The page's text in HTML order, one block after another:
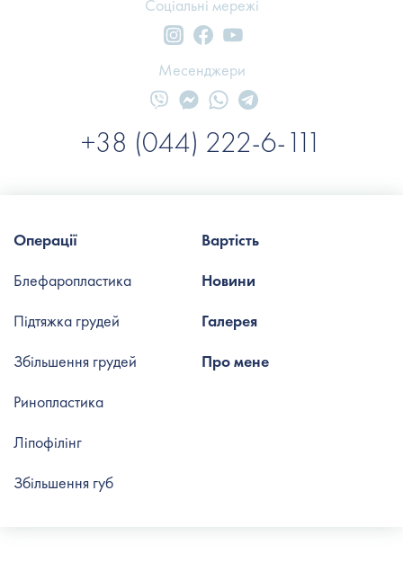
Соціальні мережі
+38 (044) 222-6-111
Месенджери
Вартість
Новини
Галерея
Про мене
Операції
Блефаропластика
Підтяжка грудей
Збільшення грудей
Ринопластика
Ліпофілінг
Збільшення губ